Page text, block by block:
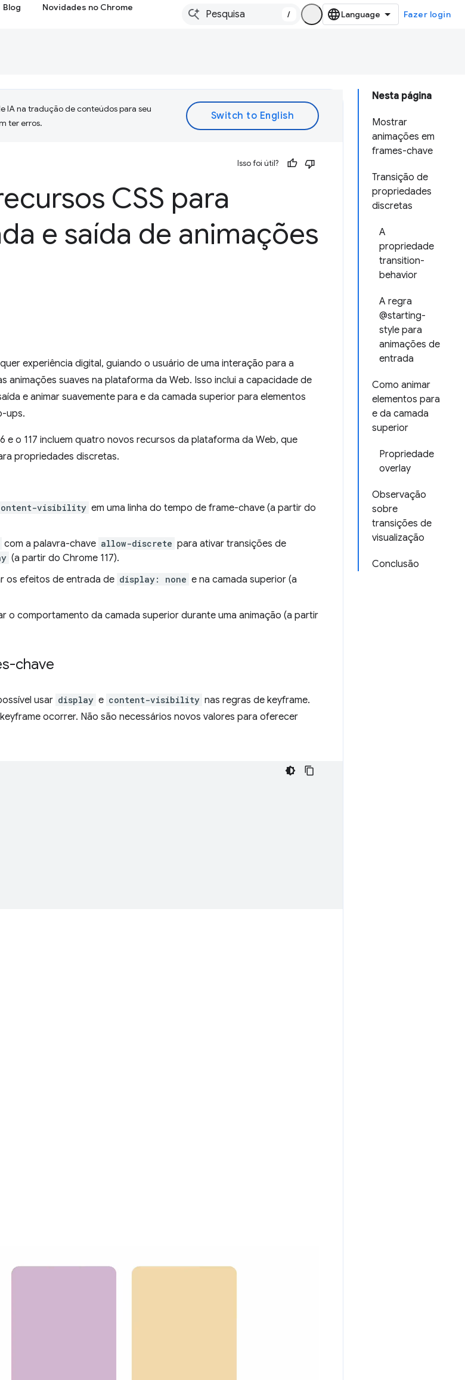
Blog Novidades no Chrome
/ Fazer login
Nesta página
Mostrar
animações em
frames-chave
Transição de
propriedades
discretas
A
propriedade
transition-
behavior
A regra
@starting-
style para
animações de
entrada
Como animar
elementos para
e da camada
superior
Propriedade
overlay
Observação
sobre
transições de
visualização
Conclusão
IA na tradução de conteúdos para seu
ter erros.
Isso foi útil?
CSS para
e saída de animações
experiência digital, guiando o usuário de uma interação para a
animações suaves na plataforma da Web. Isso inclui a capacidade de
e animar suavemente para e da camada superior para elementos
ups.
e o 117 incluem quatro novos recursos da plataforma da Web, que
propriedades discretas.
visibility em uma linha do tempo de frame-chave (a partir do
com a palavra-chave allow-discrete para ativar transições de
(a partir do Chrome 117).
os efeitos de entrada de display: none e na camada superior (a
o comportamento da camada superior durante uma animação (a partir
chave
usar display e content-visibility nas regras de keyframe.
ocorrer. Não são necessários novos valores para oferecer